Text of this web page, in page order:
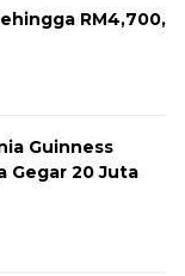
RM4,700,
Guinness
Gegar 20 Juta